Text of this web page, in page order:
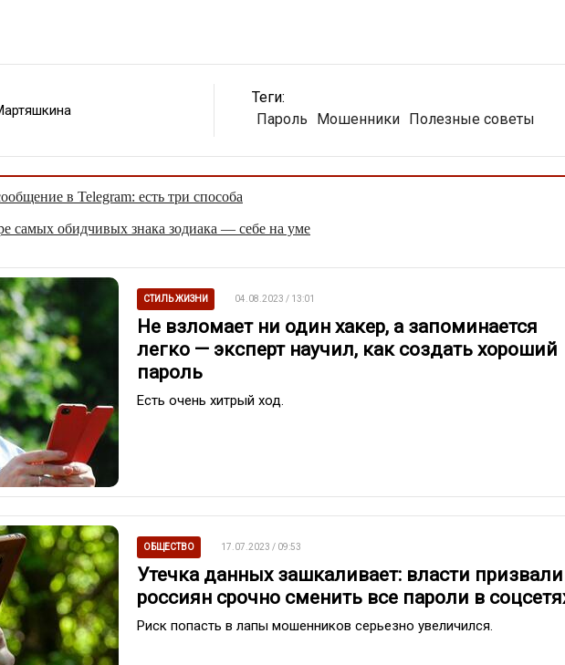
Теги:
Пароль
Мошенники Полезные советы
в Telegram: есть три способа
самых обидчивых знака зодиака — себе на уме
СТИЛЬ ЖИЗНИ 04.08.2023 / 13:01
Не взломает ни один хакер, а запоминается
легко — эксперт научил, как создать хороший
пароль
Есть очень хитрый ход.
ОБЩЕСТВО 17.07.2023 / 09:53
Утечка данных зашкаливает: власти призвали
россиян срочно сменить все пароли в
Риск попасть в лапы мошенников серьезно увеличился.